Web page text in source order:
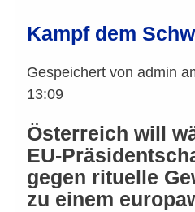
Kampf dem
Gespeichert von admin
13:09
Österreich will
EU-
gegen rituelle
zu einem